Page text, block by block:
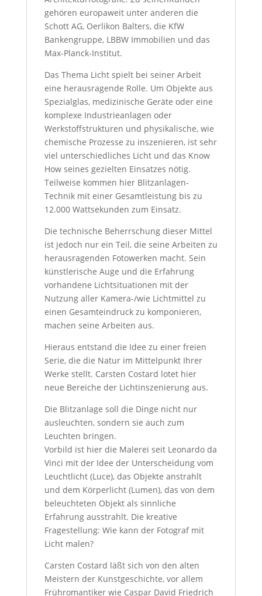
gehören europaweit unter anderen die
Schott AG, Oerlikon Balters, die KfW
Bankengruppe, LBBW Immobilien und das
Max-Planck-Institut.
Das Thema Licht spielt bei seiner Arbeit
eine herausragende Rolle. Um Objekte aus
Spezialglas, medizinische Geräte oder eine
komplexe Industrieanlagen oder
Werkstoffstrukturen und physikalische, wie
chemische Prozesse zu inszenieren, ist sehr
viel unterschiedliches Licht und das Know
How seines gezielten Einsatzes nötig.
Teilweise kommen hier Blitzanlagen-
Technik mit einer Gesamtleistung bis zu
12.000 Wattsekunden zum Einsatz.
Die technische Beherrschung dieser Mittel
ist jedoch nur ein Teil, die seine Arbeiten zu
herausragenden Fotowerken macht. Sein
künstlerische Auge und die Erfahrung
vorhandene Lichtsituationen mit der
Nutzung aller Kamera-/wie Lichtmittel zu
einen Gesamteindruck zu komponieren,
machen seine Arbeiten aus.
Hieraus entstand die Idee zu einer freien
Serie, die die Natur im Mittelpunkt Ihrer
Werke stellt. Carsten Costard lotet hier
neue Bereiche der Lichtinszenierung aus.
Die Blitzanlage soll die Dinge nicht nur
ausleuchten, sondern sie auch zum
Leuchten bringen.
Vorbild ist hier die Malerei seit Leonardo da
Vinci mit der Idee der Unterscheidung vom
Leuchtlicht (Luce), das Objekte anstrahlt
und dem Körperlicht (Lumen), das von dem
beleuchteten Objekt als sinnliche
Erfahrung ausstrahlt. Die kreative
Fragestellung: Wie kann der Fotograf mit
Licht malen?
Carsten Costard läßt sich von den alten
Meistern der Kunstgeschichte, vor allem
Frühromantiker wie Caspar David Friedrich